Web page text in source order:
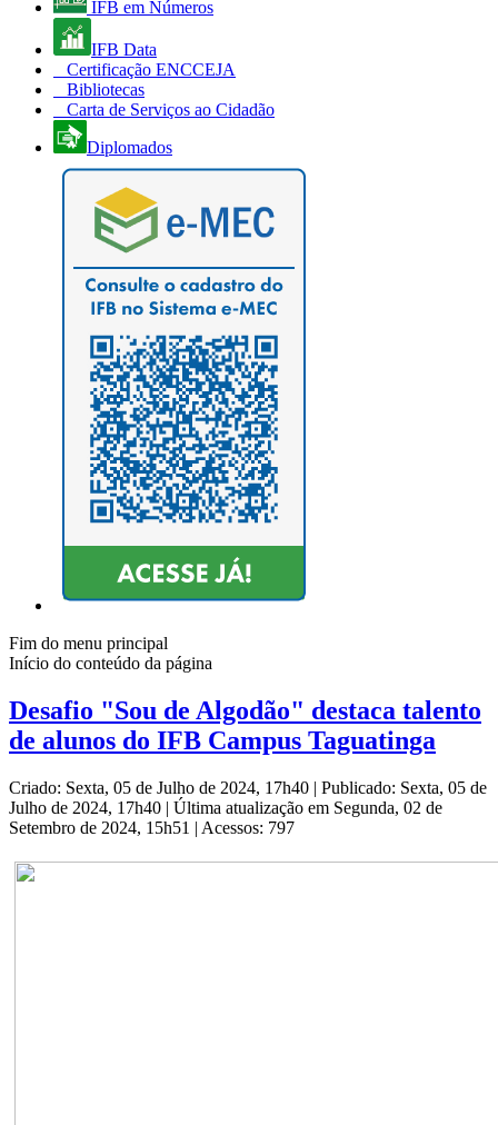
IFB em Números
IFB Data
Certificação ENCCEJA
Bibliotecas
Carta de Serviços ao Cidadão
Diplomados
Fim do menu principal
Início do conteúdo da página
Desafio "Sou de Algodão" destaca talento
de alunos do IFB Campus Taguatinga
Criado: Sexta, 05 de Julho de 2024, 17h40 | Publicado: Sexta, 05 de
Julho de 2024, 17h40 | Última atualização em Segunda, 02 de
Setembro de 2024, 15h51 | Acessos: 797